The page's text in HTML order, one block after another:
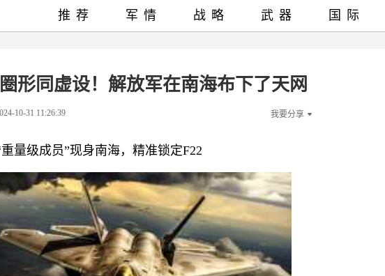
形同虚设！解放军在南海布下了天网
10-31 11:26:39 我要分享
量级成员”现身南海，精准锁定F22
推荐 军情 战略 武器 国际